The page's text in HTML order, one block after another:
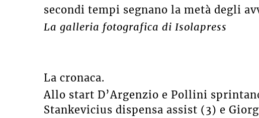
secondi tempi segnano la metà degli
La galleria fotografica di Isolapress
La cronaca.
Allo start D’Argenzio e Pollini
Stankevicius dispensa assist (3) e